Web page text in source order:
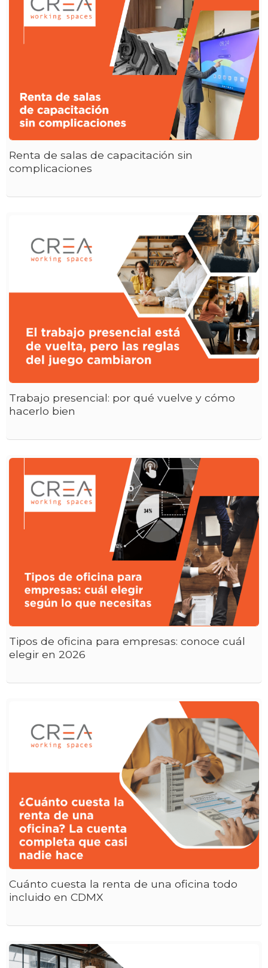
Renta de salas de capacitación sin
complicaciones
Trabajo presencial: por qué vuelve y cómo
hacerlo bien
Tipos de oficina para empresas: conoce cuál
elegir en 2026
Cuánto cuesta la renta de una oficina todo
incluido en CDMX